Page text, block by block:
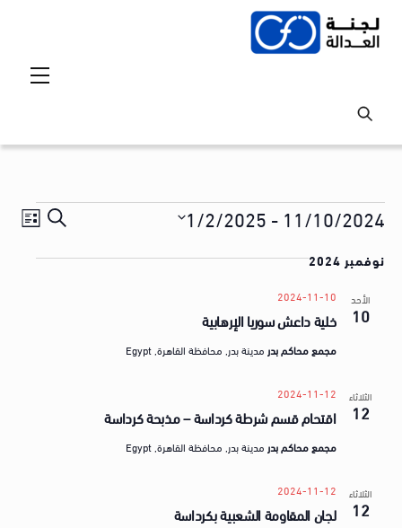
Skip
Events
Events
S
ق
ا
11/10/2024
-
1/2/2025
e
نوفمبر 2024
الأحد
10 خلية داعش سوريا الإرهابية
2024-11-10
مجمع محاكم بدر مدينة بدر, محافظة القاهرة, Egypt
الثلاثاء
12 اقتحام قسم شرطة كرداسة – مذبحة كرداسة
2024-11-12
مجمع محاكم بدر مدينة بدر, محافظة القاهرة, Egypt
الثلاثاء
12 لجان المقاومة الشعبية بكرداسة
2024-11-12